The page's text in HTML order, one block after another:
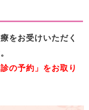
をお受けいただく
の予約」をお取り